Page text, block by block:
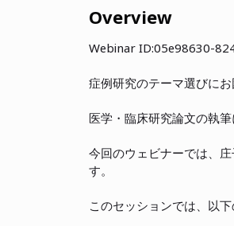
Overview
Webinar ID:05e98630-
症例研究のテーマ選びに
医学・臨床研究論文の執
今回のウェビナーでは、
す。
このセッションでは、以